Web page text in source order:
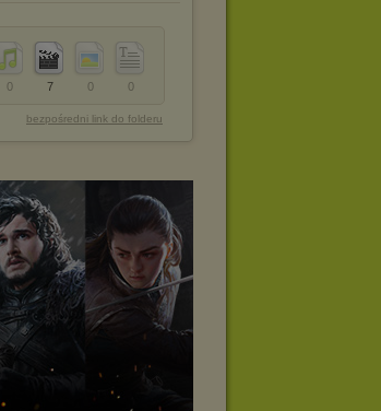
0
0
7
0
bezpośredni link do folderu